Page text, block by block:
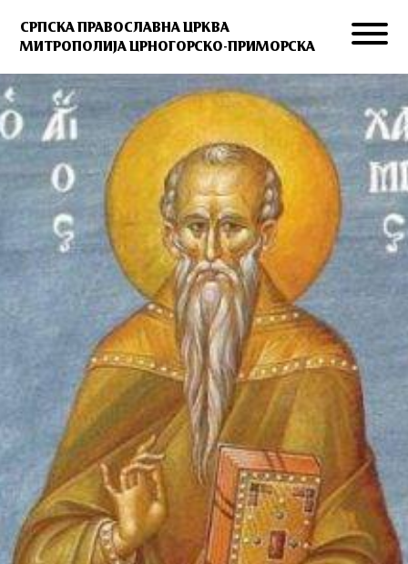
СРПСКА ПРАВОСЛАВНА ЦРКВА
МИТРОПОЛИЈА ЦРНОГОРСКО-ПРИМОРСКА